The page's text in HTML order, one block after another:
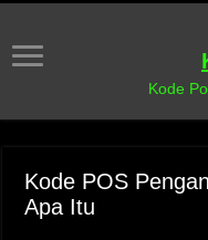
Kode
Kode POS
Apa Itu